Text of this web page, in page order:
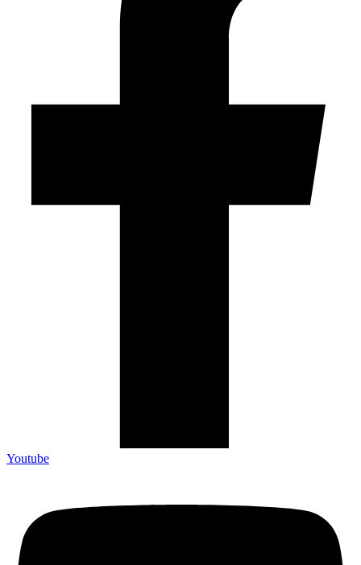
Youtube